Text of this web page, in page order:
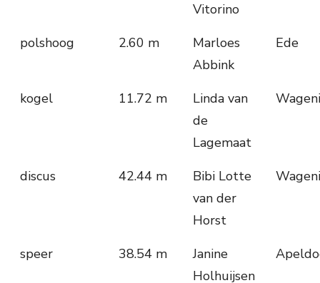
Vitorino
polshoog 2.60 m
Marloes
Abbink
Ede
kogel 11.72 m
Linda van
de
Lagemaat
discus 42.44 m
Bibi Lotte
van der
Horst
speer 38.54 m
Janine
Holhuijsen